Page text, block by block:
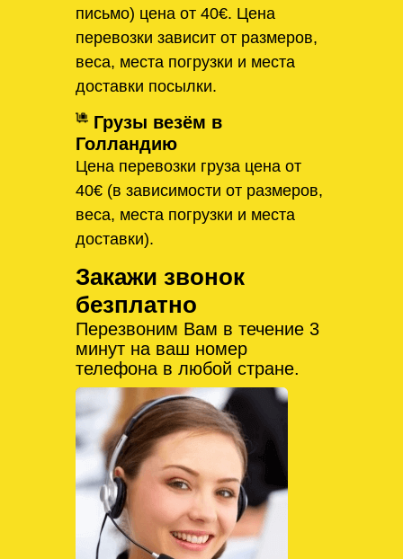
письмо) цена от 40€. Цена
перевозки зависит от размеров,
веса, места погрузки и места
доставки посылки.
Грузы везём в
Голландию
Цена перевозки груза цена от
40€ (в зависимости от размеров,
веса, места погрузки и места
доставки).
Закажи звонок
безплатно
Перезвоним Вам в течение 3
минут на ваш номер
телефона в любой стране.